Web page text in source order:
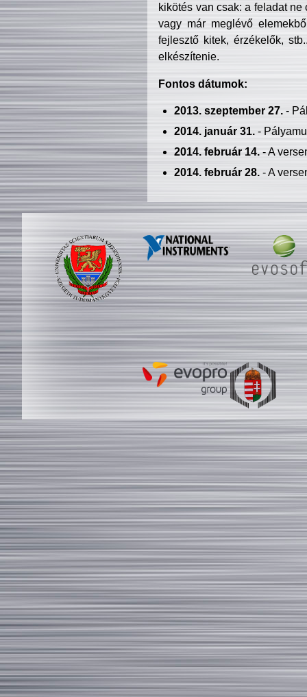
kikötés van csak: a feladat
vagy már meglévő
fejlesztő kitek, érzékelők,
elkészítenie.
Fontos dátumok:
2013. szeptember 27.-
2014. január 31.-
2014. február 14.- A
2014. február 28.- A